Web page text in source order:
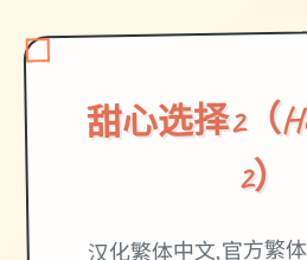
甜心选择2（
2）